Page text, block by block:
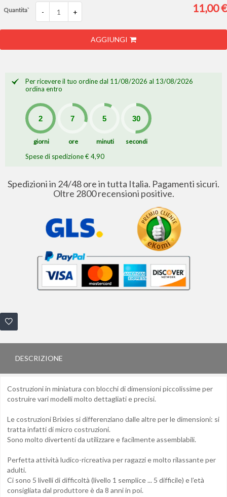
Quantita` - +
AGGIUNGI
11,00 €
Per ricevere il tuo ordine dal 11/08/2026 al 13/08/2026
ordina entro
giorni ore minuti secondi
Spese di spedizione € 4,90
Spedizioni in 24/48 ore in tutta Italia. Pagamenti sicuri.
Oltre 2800 recensioni positive.
DESCRIZIONE
Costruzioni in miniatura con blocchi di dimensioni piccolissime per
costruire vari modelli molto dettagliati e precisi.
Le costruzioni Brixies si differenziano dalle altre per le dimensioni: si
tratta infatti di micro costruzioni.
Sono molto divertenti da utilizzare e facilmente assemblabili.
Perfetta attività ludico-ricreativa per ragazzi e molto rilassante per
adulti.
Ci sono 5 livelli di difficoltà (livello 1 semplice ... 5 difficile) e l’età
consigliata dal produttore è da 8 anni in poi.